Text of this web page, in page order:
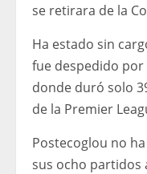
se retirara de la
Ha estado sin
fue despedido
donde duró solo
de la Premier
Postecoglou no
sus ocho partidos